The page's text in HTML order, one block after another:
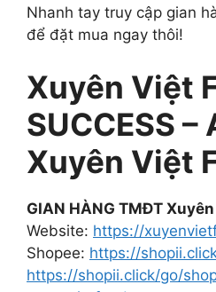
Nhanh tay truy cập gian
để đặt mua ngay thôi!
Xuyên Việt
SUCCESS –
Xuyên Việt
GIAN HÀNG TMĐT
Website: https://
Shopee: https://
https://shopii.click/go/